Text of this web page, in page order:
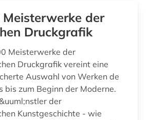
(2)
(1)
digitalisierte literatur (1)
digitalisierung (6)
diplomarbeit (1)
Meisterwerke der
Druckgrafik
Meisterwerke der
Druckgrafik vereint eine
Auswahl von Werken de
bis zum Beginn der Moderne.
der
Kunstgeschichte - wie